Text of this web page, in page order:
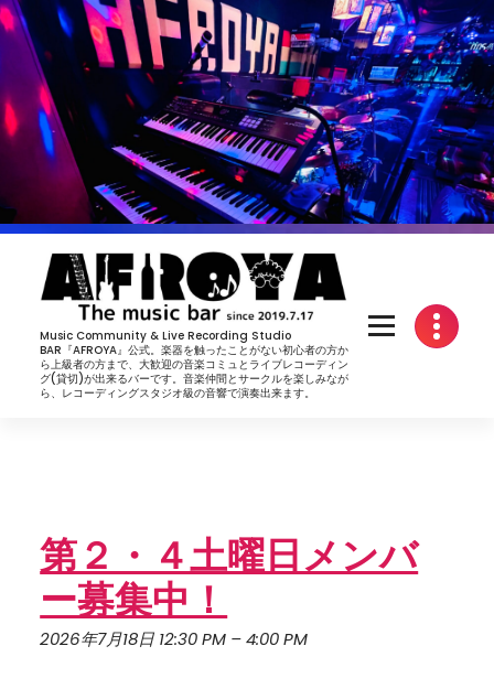
コ
ン
ツ
へ
ッ
プ
Music Community & Live Recording Studio
BAR『AFROYA』公式。楽器を触ったことがない初心者の方か
ら上級者の方まで、大歓迎の音楽コミュとライブレコーディン
グ(貸切)が出来るバーです。音楽仲間とサークルを楽しみなが
ら、レコーディングスタジオ級の音響で演奏出来ます。
第２・４土曜日メンバ
ー募集中！
2026年7月18日 12:30 PM –4:00 PM